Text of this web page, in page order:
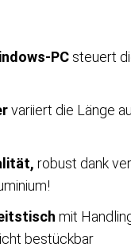
PC steuert
variiert die Länge
robust dank
mit
bestückbar